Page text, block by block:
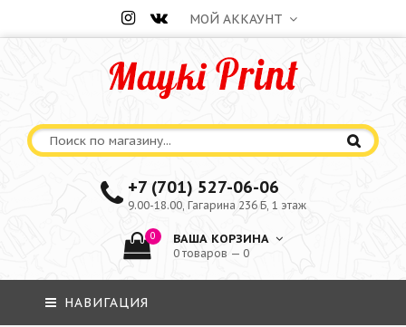
МОЙ АККАУНТ
+7 (701) 527-06-06
9.00-18.00, Гагарина 236 Б, 1 этаж
0 ВАША КОРЗИНА
0 товаров — 0
НАВИГАЦИЯ